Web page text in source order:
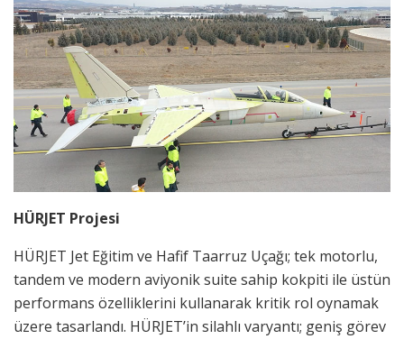
HÜRJET Projesi
HÜRJET Jet Eğitim ve Hafif Taarruz Uçağı; tek motorlu,
tandem ve modern aviyonik suite sahip kokpiti ile üstün
performans özelliklerini kullanarak kritik rol oynamak
üzere tasarlandı. HÜRJET’in silahlı varyantı; geniş görev